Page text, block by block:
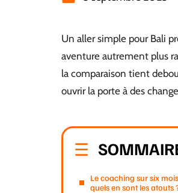
Un aller simple pour Bali
aventure autrement plus
la comparaison tient
ouvrir la porte à des
Le coaching sur six
quels en sont les atouts